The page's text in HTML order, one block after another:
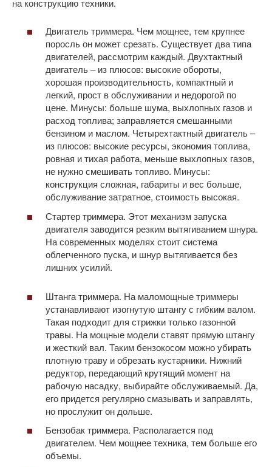
на конструкцию техники.
Двигатель триммера. Чем мощнее, тем крупнее
поросль он может срезать. Существует два типа
двигателей, рассмотрим каждый. Двухтактный
двигатель – из плюсов: высокие обороты,
хорошая производительность, компактный и
легкий, прост в обслуживании и недорогой по
цене. Минусы: больше шума, выхлопных газов и
расход топлива; заправляется смешанными
бензином и маслом. Четырехтактный двигатель –
из плюсов: высокие ресурсы, экономия топлива,
ровная и тихая работа, меньше выхлопных газов,
не нужно смешивать топливо. Минусы:
конструкция сложная, габариты и вес больше,
обслуживание затратное, стоимость высокая.
Стартер триммера. Этот механизм запуска
двигателя заводится резким вытягиванием шнура.
На современных моделях стоит система
облегченного пуска, и шнур вытягивается без
лишних усилий.
Штанга триммера. На маломощные триммеры
устанавливают изогнутую штангу с гибким валом.
Такая подходит для стрижки только газонной
травы. На мощные модели ставят прямую штангу
и жесткий вал. Таким бензокосом можно убирать
плотную траву и обрезать кустарники. Нижний
редуктор, передающий крутящий момент на
рабочую насадку, выбирайте обслуживаемый. Да,
его придется регулярно смазывать и заправлять,
но прослужит он дольше.
Бензобак триммера. Располагается под
двигателем. Чем мощнее техника, тем больше его
объемы.